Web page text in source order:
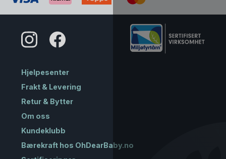
Hjelpesenter
Frakt & Levering
Retur & Bytter
Om oss
Kundeklubb
Bærekraft hos OhDearBaby.no